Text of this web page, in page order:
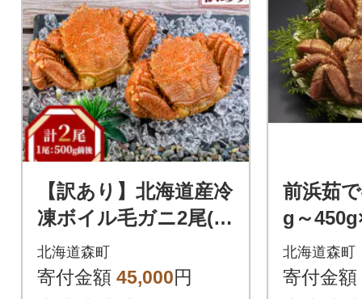
【訳あり】北海道産冷
凍ボイル毛ガニ2尾(50
0g前後×2尾)
北海道森町
寄付金額 45,000円
前浜茹
g～
北海道森町
寄付金額